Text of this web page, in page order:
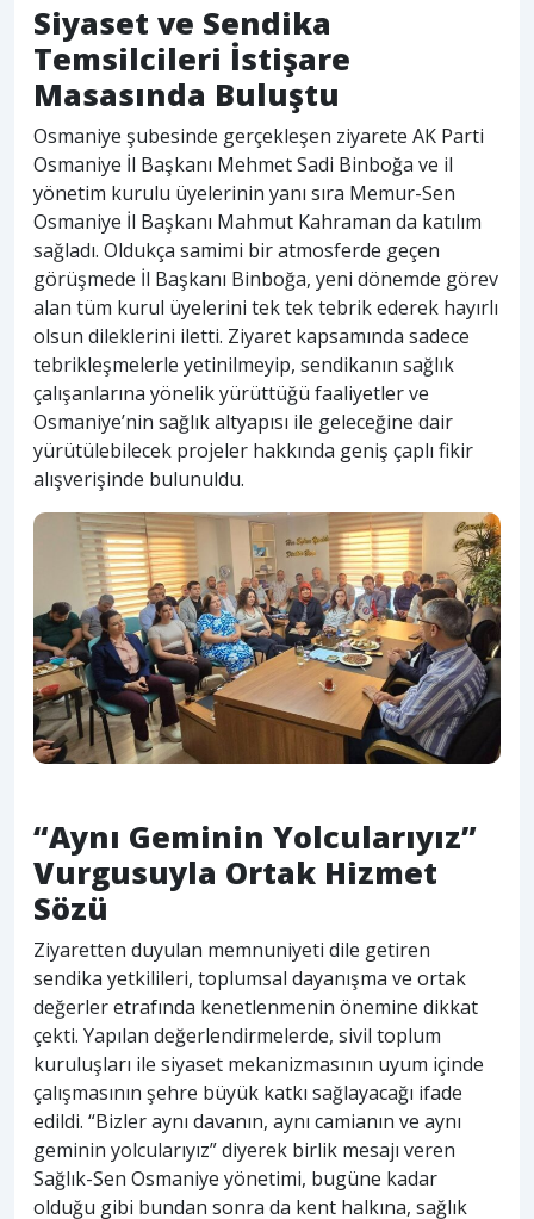
Siyaset ve Sendika
Temsilcileri İstişare
Masasında Buluştu
Osmaniye şubesinde gerçekleşen ziyarete AK Parti
Osmaniye İl Başkanı Mehmet Sadi Binboğa ve il
yönetim kurulu üyelerinin yanı sıra Memur-Sen
Osmaniye İl Başkanı Mahmut Kahraman da katılım
sağladı. Oldukça samimi bir atmosferde geçen
görüşmede İl Başkanı Binboğa, yeni dönemde görev
alan tüm kurul üyelerini tek tek tebrik ederek hayırlı
olsun dileklerini iletti. Ziyaret kapsamında sadece
tebrikleşmelerle yetinilmeyip, sendikanın sağlık
çalışanlarına yönelik yürüttüğü faaliyetler ve
Osmaniye’nin sağlık altyapısı ile geleceğine dair
yürütülebilecek projeler hakkında geniş çaplı fikir
alışverişinde bulunuldu.
“Aynı Geminin Yolcularıyız”
Vurgusuyla Ortak Hizmet
Sözü
Ziyaretten duyulan memnuniyeti dile getiren
sendika yetkilileri, toplumsal dayanışma ve ortak
değerler etrafında kenetlenmenin önemine dikkat
çekti. Yapılan değerlendirmelerde, sivil toplum
kuruluşları ile siyaset mekanizmasının uyum içinde
çalışmasının şehre büyük katkı sağlayacağı ifade
edildi. “Bizler aynı davanın, aynı camianın ve aynı
geminin yolcularıyız” diyerek birlik mesajı veren
Sağlık-Sen Osmaniye yönetimi, bugüne kadar
olduğu gibi bundan sonra da kent halkına, sağlık